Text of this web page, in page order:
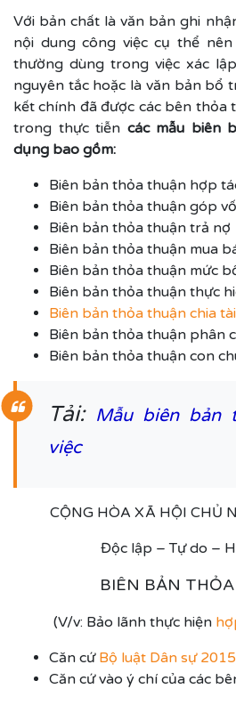
Với bản chất là văn bản ghi
nội dung công việc cụ thể
thường dùng trong việc xác
nguyên tắc hoặc là văn bản bổ
kết chính đã được các bên thỏa
trong thực tiễn các mẫu biên
dụng bao gồm:
Biên bản thỏa thuận hợp
Biên bản thỏa thuận góp
Biên bản thỏa thuận trả nợ
Biên bản thỏa thuận mua
Biên bản thỏa thuận mức
Biên bản thỏa thuận thực
Biên bản thỏa thuận chia
Biên bản thỏa thuận phân
Biên bản thỏa thuận con
Tải: Mẫu biên bản
việc
CỘNG HÒA XÃ HỘI CHỦ
Độc lập – Tự do –
BIÊN BẢN
(V/v: Bảo lãnh thực hiện
Căn cứ Bộ luật Dân sự 2015
Căn cứ vào ý chí của các